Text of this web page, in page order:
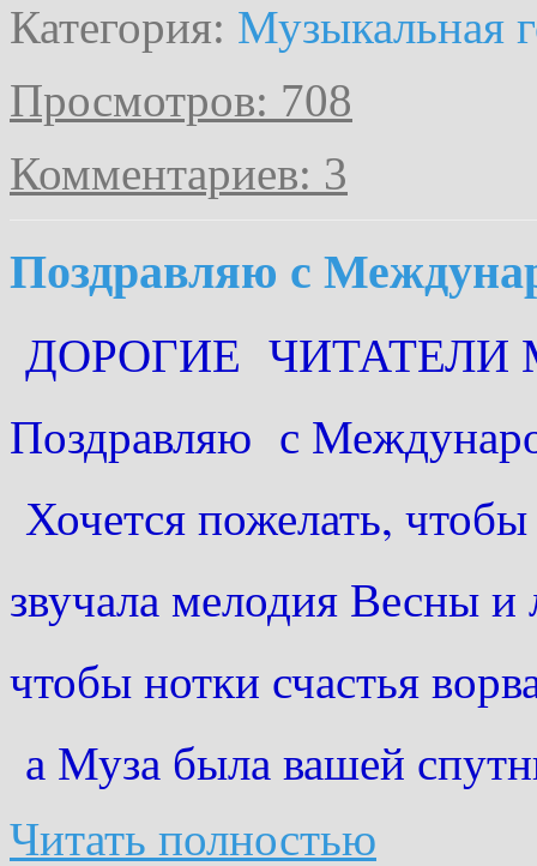
Категория: Музыкальная
Просмотров: 708
Комментариев: 3
Поздравляю с
ДОРОГИЕ ЧИТАТЕЛИ
Поздравляю с
Хочется пожелать, чтобы
звучала мелодия Весны
чтобы нотки счастья
а Муза была вашей
Читать полностью